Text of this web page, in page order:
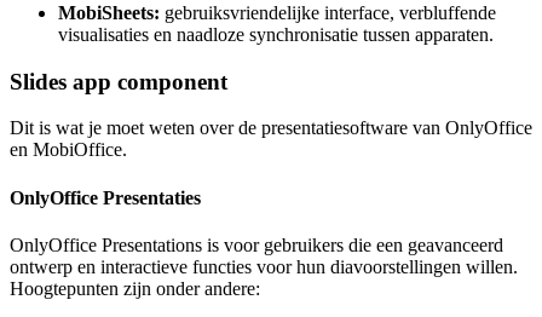
MobiSheets: gebruiksvriendelijke interface, verbluffende
visualisaties en naadloze synchronisatie tussen apparaten.
Slides app component
Dit is wat je moet weten over de presentatiesoftware van OnlyOffice
en MobiOffice.
OnlyOffice Presentaties
OnlyOffice Presentations is voor gebruikers die een geavanceerd
ontwerp en interactieve functies voor hun diavoorstellingen willen.
Hoogtepunten zijn onder andere: